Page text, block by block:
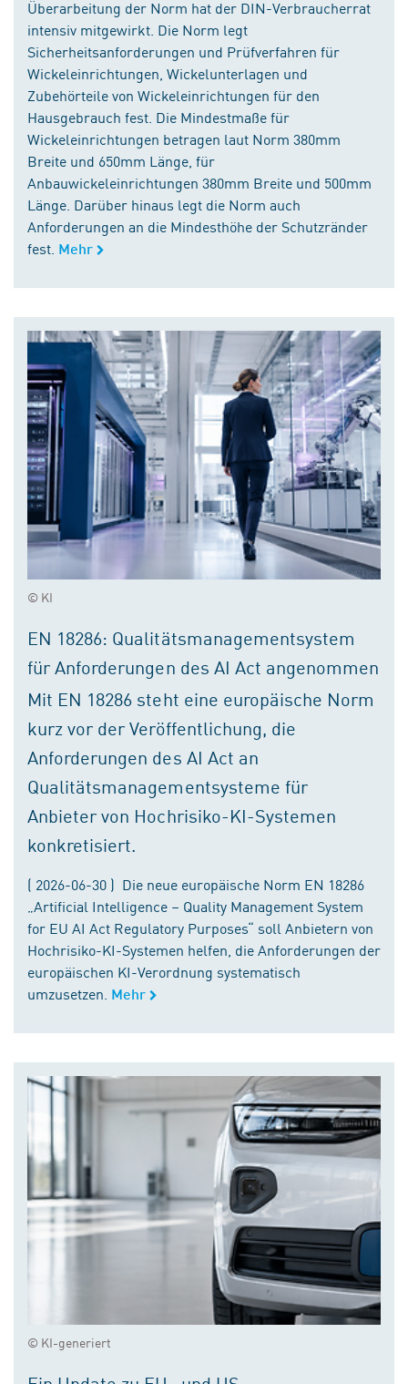
Überarbeitung der Norm hat der DIN-Verbraucherrat
intensiv mitgewirkt. Die Norm legt
Sicherheitsanforderungen und Prüfverfahren für
Wickeleinrichtungen, Wickelunterlagen und
Zubehörteile von Wickeleinrichtungen für den
Hausgebrauch fest. Die Mindestmaße für
Wickeleinrichtungen betragen laut Norm 380mm
Breite und 650mm Länge, für
Anbauwickeleinrichtungen 380mm Breite und 500mm
Länge. Darüber hinaus legt die Norm auch
Anforderungen an die Mindesthöhe der Schutzränder
fest. Mehr
© KI
EN 18286: Qualitätsmanagementsystem
für Anforderungen des AI Act angenommen
Mit EN 18286 steht eine europäische Norm
kurz vor der Veröffentlichung, die
Anforderungen des AI Act an
Qualitätsmanagementsysteme für
Anbieter von Hochrisiko-KI-Systemen
konkretisiert.
( 2026-06-30 ) Die neue europäische Norm EN 18286
„Artificial Intelligence – Quality Management System
for EU AI Act Regulatory Purposes“ soll Anbietern von
Hochrisiko-KI-Systemen helfen, die Anforderungen der
europäischen KI-Verordnung systematisch
umzusetzen. Mehr
© KI-generiert